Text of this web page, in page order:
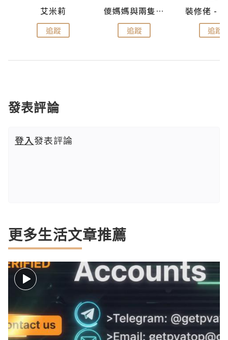
艾米莉
追蹤
儍媽媽與兩隻小魔怪之家
追蹤 追蹤
發表評論
登入發表評論
更多生活文章推薦